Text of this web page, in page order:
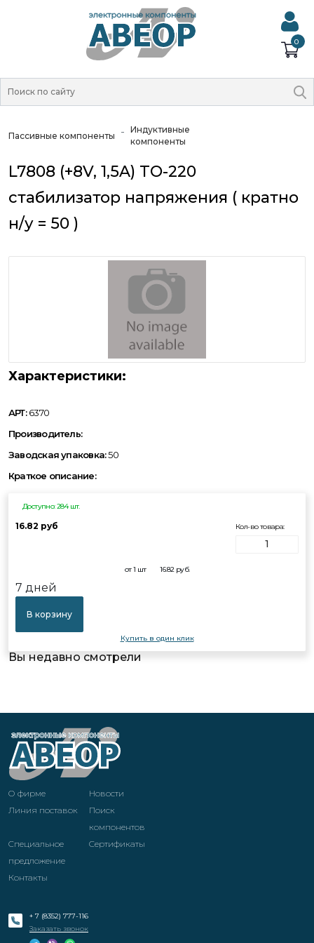
0
Пассивные компоненты
Индуктивные
компоненты
L7808 (+8V, 1,5A) TO-220
стабилизатор напряжения ( кратно
н/у = 50 )
Характеристики:
АРТ:6370
Производитель:
Заводская упаковка:50
Краткое описание:
Доступно: 284 шт.
16.82 руб Кол-во товара:
от 1 шт 16.82руб.
7 дней
В корзину
Купить в один клик
Вы недавно смотрели
О фирме
Новости
Линия поставок
Поиск
компонентов
Специальное
предложение
Cертификаты
Контакты
+ 7 (8352) 777-116
Заказать звонок